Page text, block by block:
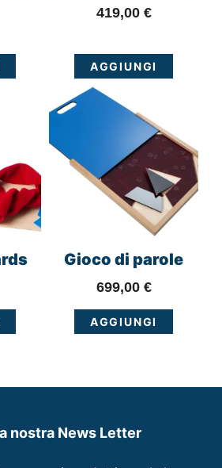
419,00 €
AGGIUNGI
Gioco di parole
699,00 €
AGGIUNGI
nostra News Letter